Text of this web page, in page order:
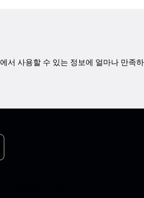
서 사용할 수 있는 정보에 얼마나 만족하